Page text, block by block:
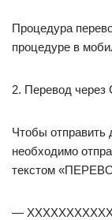
Процедура
процедуре в
2. Перевод
Чтобы отправить
необходимо
текстом
— ХХХХХХХХХХХ